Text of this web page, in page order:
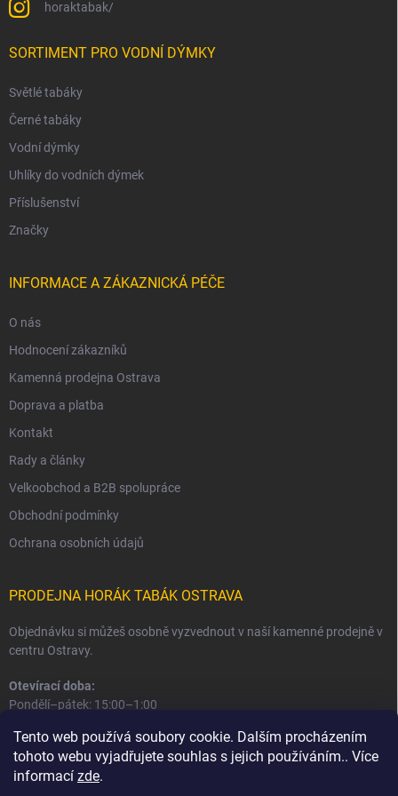
Tento web používá soubory cookie. Dalším procházením
tohoto webu vyjadřujete souhlas s jejich používáním.. Více
informací zde.
horaktabak/
SORTIMENT PRO VODNÍ DÝMKY
Světlé tabáky
Černé tabáky
Vodní dýmky
Uhlíky do vodních dýmek
Příslušenství
Značky
INFORMACE A ZÁKAZNICKÁ PÉČE
O nás
Hodnocení zákazníků
Kamenná prodejna Ostrava
Doprava a platba
Kontakt
Rady a články
Velkoobchod a B2B spolupráce
Obchodní podmínky
Ochrana osobních údajů
PRODEJNA HORÁK TABÁK OSTRAVA
Objednávku si můžeš osobně vyzvednout v naší kamenné prodejně v
centru Ostravy.
Otevírací doba:
Pondělí–pátek: 15:00–1:00
Informace o prodejně a osobním odběru